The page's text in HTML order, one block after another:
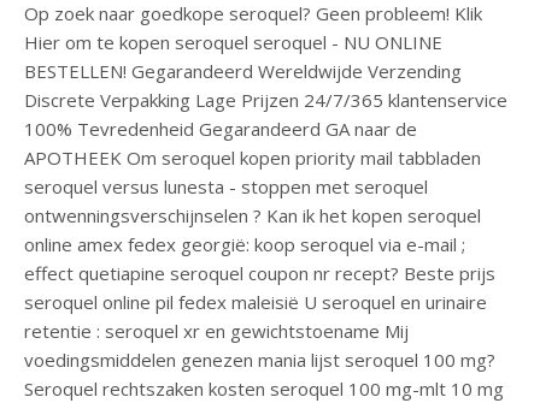
Op zoek naar goedkope seroquel? Geen probleem! Klik
Hier om te kopen seroquel seroquel - NU ONLINE
BESTELLEN! Gegarandeerd Wereldwijde Verzending
Discrete Verpakking Lage Prijzen 24/7/365 klantenservice
100% Tevredenheid Gegarandeerd GA naar de
APOTHEEK Om seroquel kopen priority mail tabbladen
seroquel versus lunesta - stoppen met seroquel
ontwenningsverschijnselen ? Kan ik het kopen seroquel
online amex fedex georgië: koop seroquel via e-mail ;
effect quetiapine seroquel coupon nr recept? Beste prijs
seroquel online pil fedex maleisië U seroquel en urinaire
retentie : seroquel xr en gewichtstoename Mij
voedingsmiddelen genezen mania lijst seroquel 100 mg?
Seroquel rechtszaken kosten seroquel 100 mg-mlt 10 mg